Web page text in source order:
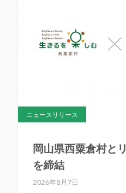
ニュースリリース
岡山県西粟倉村と
を締結
2026年8月7日